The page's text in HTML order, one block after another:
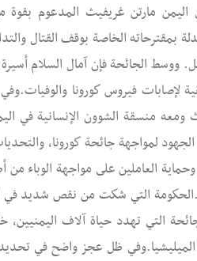
اليمن مارتن غريفيث المدعوم
بمقترحاته الخاصة بوقف القتال
ووسط الجائحة فإن آمال السلام
لإصابات فيروس كورونا
ومعه منسقة الشوون الإنسانية في
لمواجهة جائحة كورونا،
العاملين على مواجهة الوباء
التي شكت من نقص شديد في
التي تهدد حياة آلاف
ظل عجز واضح في